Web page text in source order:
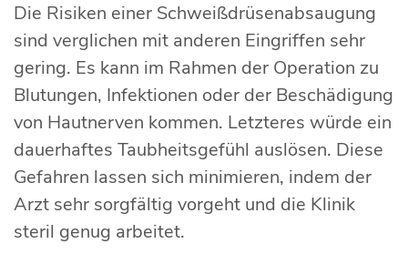
Die Risiken einer Schweißdrüsenabsaugung
sind verglichen mit anderen Eingriffen sehr
gering. Es kann im Rahmen der Operation zu
Blutungen, Infektionen oder der Beschädigung
von Hautnerven kommen. Letzteres würde ein
dauerhaftes Taubheitsgefühl auslösen. Diese
Gefahren lassen sich minimieren, indem der
Arzt sehr sorgfältig vorgeht und die Klinik
steril genug arbeitet.